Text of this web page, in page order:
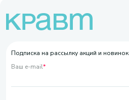
Подписка на рассылку акций и новинок
Ваш e-mail*